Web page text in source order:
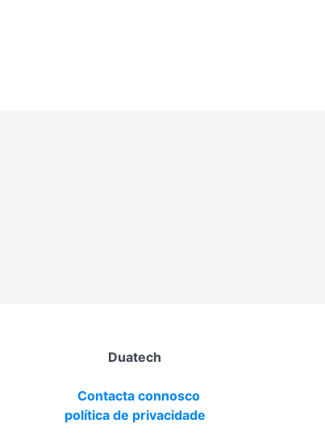
Duatech
Contacta connosco
política de privacidade